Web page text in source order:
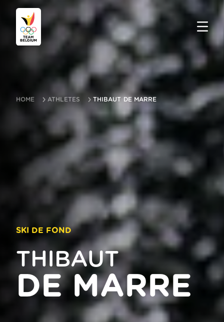
HOME ATHLETES THIBAUT DE MARRE
SKI DE FOND
THIBAUT
DE MARRE